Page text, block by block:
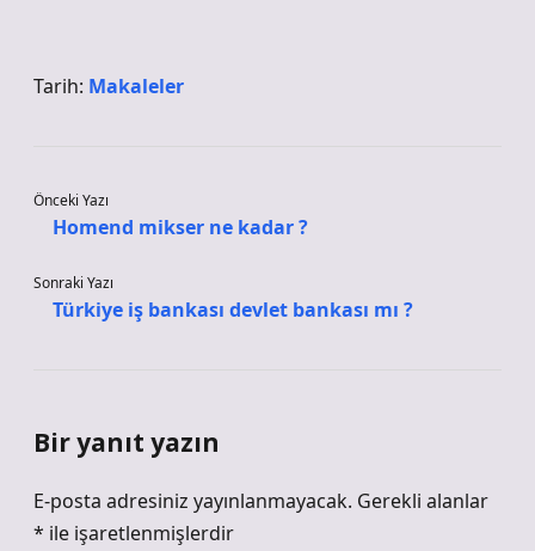
Tarih: Makaleler
Önceki Yazı
Homend mikser ne kadar ?
Sonraki Yazı
Türkiye iş bankası devlet bankası mı ?
Bir yanıt yazın
E-posta adresiniz yayınlanmayacak. Gerekli alanlar
* ile işaretlenmişlerdir